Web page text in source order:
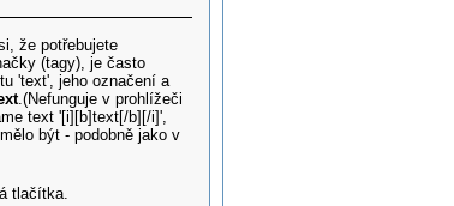
že potřebujete
(tagy), je často
'text', jeho označení a
.(Nefunguje v prohlížeči
text '[i][b]text[/b][/i]',
být - podobně jako v
tlačítka.